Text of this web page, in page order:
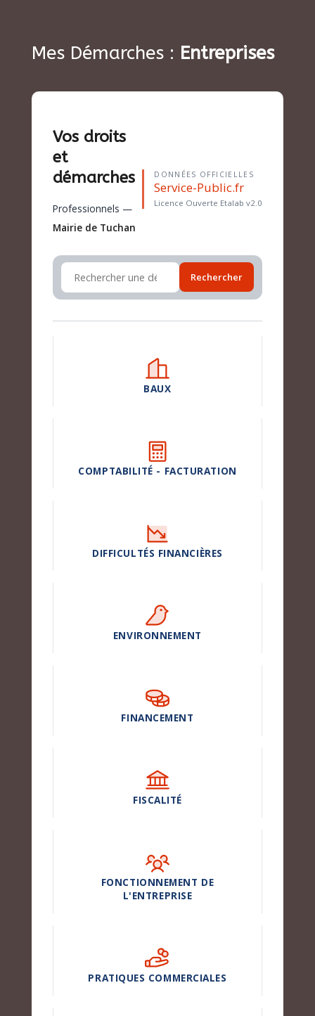
Mes Démarches : Entreprises
Vos droits
et
démarches
Professionnels —
Mairie de Tuchan
DONNÉES OFFICIELLES
Service-Public.fr
Licence Ouverte Etalab v2.0
Rechercher
BAUX
COMPTABILITÉ - FACTURATION
DIFFICULTÉS FINANCIÈRES
ENVIRONNEMENT
FINANCEMENT
FISCALITÉ
FONCTIONNEMENT DE
L'ENTREPRISE
PRATIQUES COMMERCIALES